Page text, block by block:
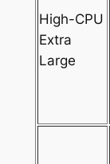
High-CPU
Extra
Large